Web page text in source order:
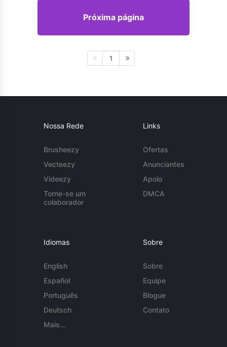
Próxima página
1
Nossa Rede
Brusheezy
Vecteezy
Videezy
Torne-se um
colaborador
Links
Ofertas
Anunciantes
Apoio
DMCA
Idiomas
English
Español
Português
Deutsch
Mais...
Sobre
Sobre
Equipe
Blogue
Contato